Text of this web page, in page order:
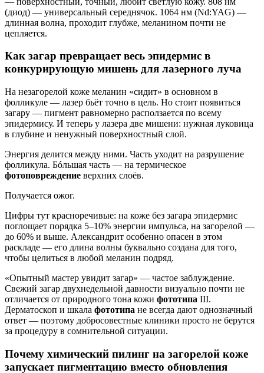
(диод) — универсальный середнячок. 1064 нм (Nd:YAG) —
длинная волна, проходит глубже, меланином почти не
цепляется.
Как загар превращает весь эпидермис в
конкурирующую мишень для лазерного луча
На незагорелой коже меланин «сидит» в основном в
фолликуле — лазер бьёт точно в цель. Но стоит появиться
загару — пигмент равномерно расползается по всему
эпидермису. И теперь у лазера две мишени: нужная луковица
в глубине и ненужный поверхностный слой.
Энергия делится между ними. Часть уходит на разрушение
фолликула. Бóльшая часть — на термическое
фотоповреждение верхних слоёв.
Получается ожог.
Цифры тут красноречивые: на коже без загара эпидермис
поглощает порядка 5–10% энергии импульса, на загорелой —
до 60% и выше. Александрит особенно опасен в этом
раскладе — его длина волны буквально создана для того,
чтобы целиться в любой меланин подряд.
«Опытный мастер увидит загар» — частое заблуждение.
Свежий загар двухнедельной давности визуально почти не
отличается от природного тона кожи фототипа III.
Дерматоскоп и шкала фототипа не всегда дают однозначный
ответ — поэтому добросовестные клиники просто не берутся
за процедуру в сомнительной ситуации.
Почему химический пилинг на загорелой коже
запускает пигментацию вместо обновления